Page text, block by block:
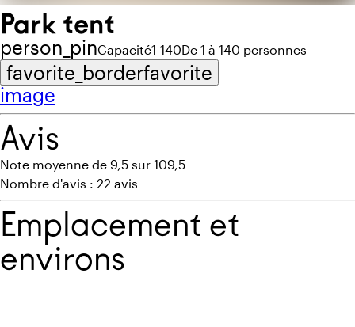
Park tent
person_pinCapacité1-140De 1 à 140 personnes
favorite_borderfavorite
image
Avis
Note moyenne de 9,5 sur 109,5
Nombre d'avis : 22 avis
Emplacement et
environs